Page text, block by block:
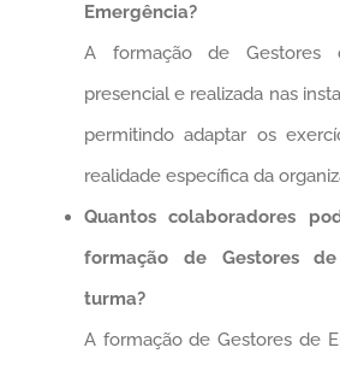
Emergência?
A formação de Gestores
presencial e realizada nas
permitindo adaptar os
realidade específica da
Quantos colaboradores
formação de Gestores
turma?
A formação de Gestores de